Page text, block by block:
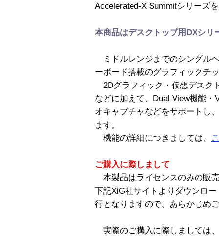
Accelerated-X Summitシリーズ
本商品はデスクトップ用DXシ
ミドルレンジまでのシングル
ーボード搭載のグラフィックチ
2Dグラフィック・仮想デスク
などに加えて、Dual View機能
オキャプチャなどをサポートし
ます。
機能の詳細につきましては、
ご購入に際しまして
本製品はライセンスのみの販
下記XiG社サイトよりダウンロ
行となりますので、あらかじめ
実際のご購入に際しましては